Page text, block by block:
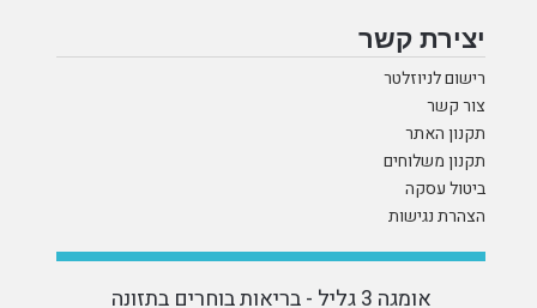
יצירת קשר
רישום לניוזלטר
צור קשר
תקנון האתר
תקנון משלוחים
ביטול עסקה
הצהרת נגישות
אומגה 3 גליל - בריאות בוחרים בתזונה